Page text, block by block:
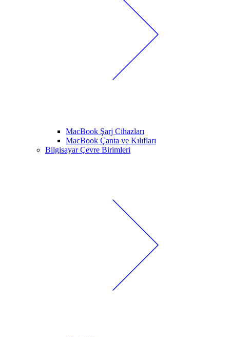
MacBook Şarj Cihazları
MacBook Çanta ve Kılıfları
Bilgisayar Çevre Birimleri